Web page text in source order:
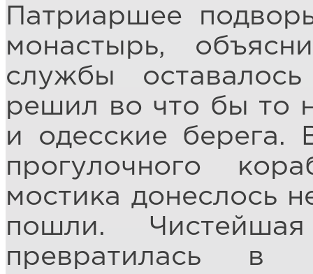
Патриаршее
монастырь,
службы
решил во что бы то
и одесские берега.
прогулочного
мостика донеслось
пошли.
превратилась